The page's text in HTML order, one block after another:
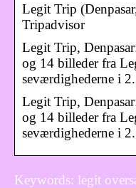
Legit Trip
Tripadvisor
Legit Trip,
og 14 billeder fra
seværdighederne i
Legit Trip,
og 14 billeder fra
seværdighederne i
Keywords: legit